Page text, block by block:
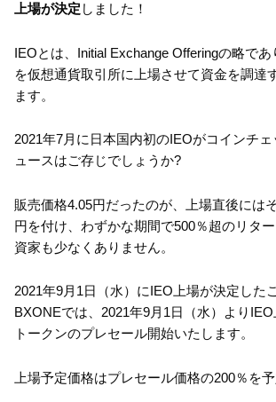
上場が決定 しました！
IEOとは、Initial Exchange Offeringの略で
を仮想通貨取引所に上場させて資金を調達
ます。
2021年7月に日本国内初のIEOがコインチ
ュースはご存じでしょうか?
販売価格4.05円だったのが、上場直後には
円を付け、わずかな期間で500％超のリタ
資家も少なくありません。
2021年9月1日（水）にIEO上場が決定した
BXONEでは、2021年9月1日（水）より
トークンのプレセール開始いたします。
上場予定価格はプレセール価格の200％を